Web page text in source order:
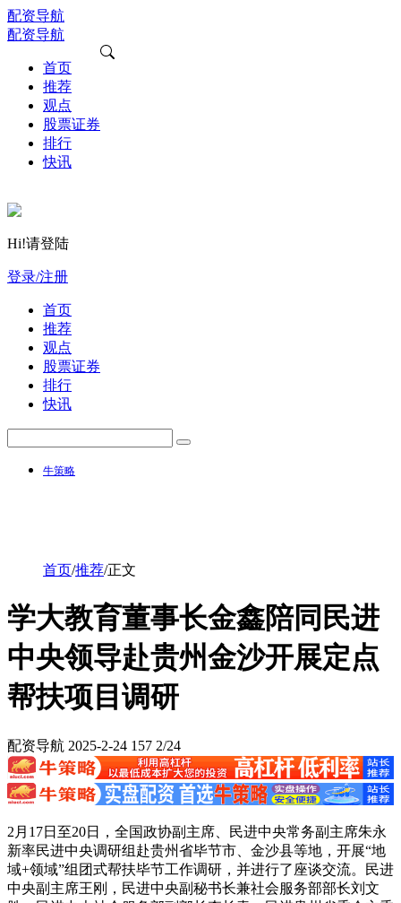
配资导航
配资导航
首页
推荐
观点
股票证券
排行
快讯
Hi!请登陆
登录/注册
首页
推荐
观点
股票证券
排行
快讯
牛策略
首页/推荐/正文
学大教育董事长金鑫陪同民进
中央领导赴贵州金沙开展定点
帮扶项目调研
配资导航 2025-2-24 157 2/24
2月17日至20日，全国政协副主席、民进中央常务副主席朱永
新率民进中央调研组赴贵州省毕节市、金沙县等地，开展“地
域+领域”组团式帮扶毕节工作调研，并进行了座谈交流。民进
中央副主席王刚，民进中央副秘书长兼社会服务部部长刘文